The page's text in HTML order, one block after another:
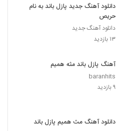
دانلود آهنگ جدید پازل باند به نام
حریص
دانلود آهنگ جدید
۱۳ بازدید
آهنگ پازل باند مثه همیم
baranhits
۹ بازدید
دانلود آهنگ مث همیم پازل باند